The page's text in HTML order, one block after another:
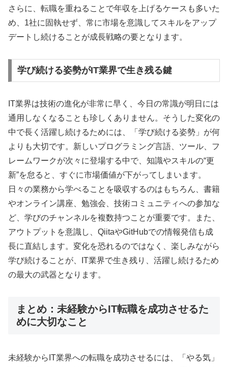
さらに、転職を重ねることで年収を上げるケースも多いた
め、1社に固執せず、常に市場を意識してスキルをアップ
デートし続けることが成長戦略の要となります。
学び続ける姿勢がIT業界で生き残る鍵
IT業界は技術の進化が非常に早く、今日の常識が明日には
通用しなくなることも珍しくありません。そうした変化の
中で長く活躍し続けるためには、「学び続ける姿勢」が何
よりも大切です。新しいプログラミング言語、ツール、フ
レームワークが次々に登場する中で、知識やスキルの“更
新”を怠ると、すぐに市場価値が下がってしまいます。
日々の業務から学べることを吸収するのはもちろん、書籍
やオンライン講座、勉強会、技術コミュニティへの参加な
ど、学びのチャンネルを複数持つことが重要です。また、
アウトプットを意識し、QiitaやGitHubでの情報発信も成
長に直結します。変化を恐れるのではなく、楽しみながら
学び続けることが、IT業界で生き残り、活躍し続けるため
の最大の武器となります。
まとめ：未経験からIT転職を成功させるた
めに大切なこと
未経験からIT業界への転職を成功させるには、「やる気」